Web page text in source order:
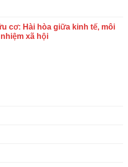
cơ: Hài hòa giữa kinh tế, môi
xã hội